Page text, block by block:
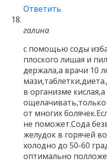
Ответить
галина
с помощью соды
плоского лишая и
держала,а врачи 10
в организме
от многих
не поможет.Сода
желудок в горячей
холодно до 50-60
оптимально